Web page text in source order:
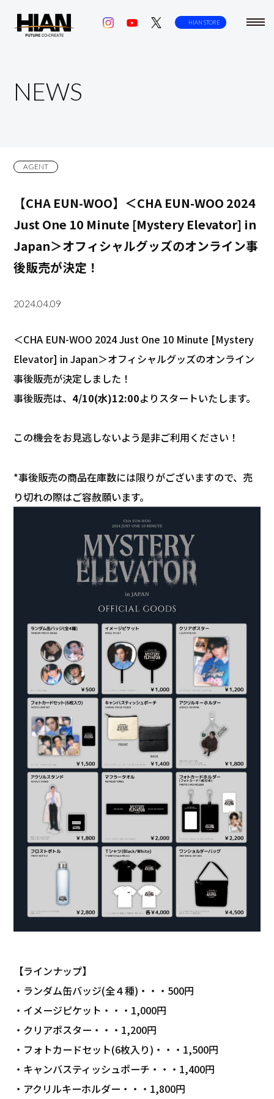
HIAN STORE
NEWS
AGENT
【CHA EUN-WOO】＜CHA EUN-WOO 2024
Just One 10 Minute [Mystery Elevator] in
Japan＞オフィシャルグッズのオンライン事
後販売が決定！
2024.04.09
＜CHA EUN-WOO 2024 Just One 10 Minute [Mystery
Elevator] in Japan＞オフィシャルグッズのオンライン
事後販売が決定しました！
事後販売は、 4/10(水)12:00よりスタートいたします。
この機会をお見逃しないよう是非ご利用ください！
*事後販売の商品在庫数には限りがございますので、売
り切れの際はご容赦願います。
【ラインナップ】
・ランダム缶バッジ(全４種)・・・500円
・イメージピケット・・・1,000円
・クリアポスター・・・1,200円
・フォトカードセット(6枚入り)・・・1,500円
・キャンバスティッシュポーチ・・・1,400円
・アクリルキーホルダー・・・1,800円